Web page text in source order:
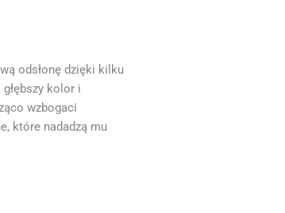
odsłonę dzięki kilku
kolor i
wzbogaci
które nadadzą mu